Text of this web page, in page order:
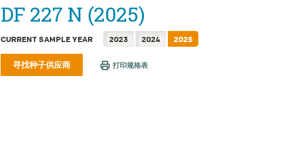
DF 227 N (2025)
CURRENT SAMPLE YEAR 2023 2024 2025
寻找种子供应商 打印规格表